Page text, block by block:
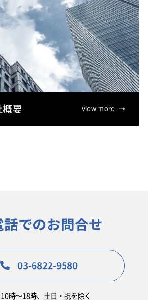
概要 view more
話でのお問合せ
03-6822-9580
時〜18時、土日・祝を除く